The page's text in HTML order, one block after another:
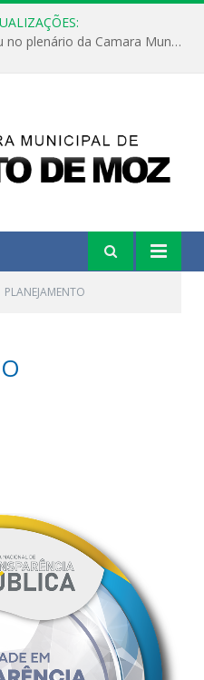
Hoje dia 05 de julho aconteceu no plenário da Camara Municipal de Porto de Moz a Sessão Solene de Abertura dos Trabalhos Legislativos 2º Período da 23ª Legislatura
PLANEJAMENTO